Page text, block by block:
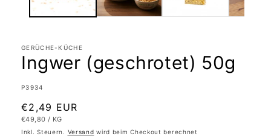
GERÜCHE-KÜCHE
Ingwer (geschrotet) 50g
SKU:
P3934
Normaler
Preis
€2,49 EUR
GRUNDPREIS
€49,80 / PRO
KG
Inkl. Steuern. Versand wird beim Checkout berechnet